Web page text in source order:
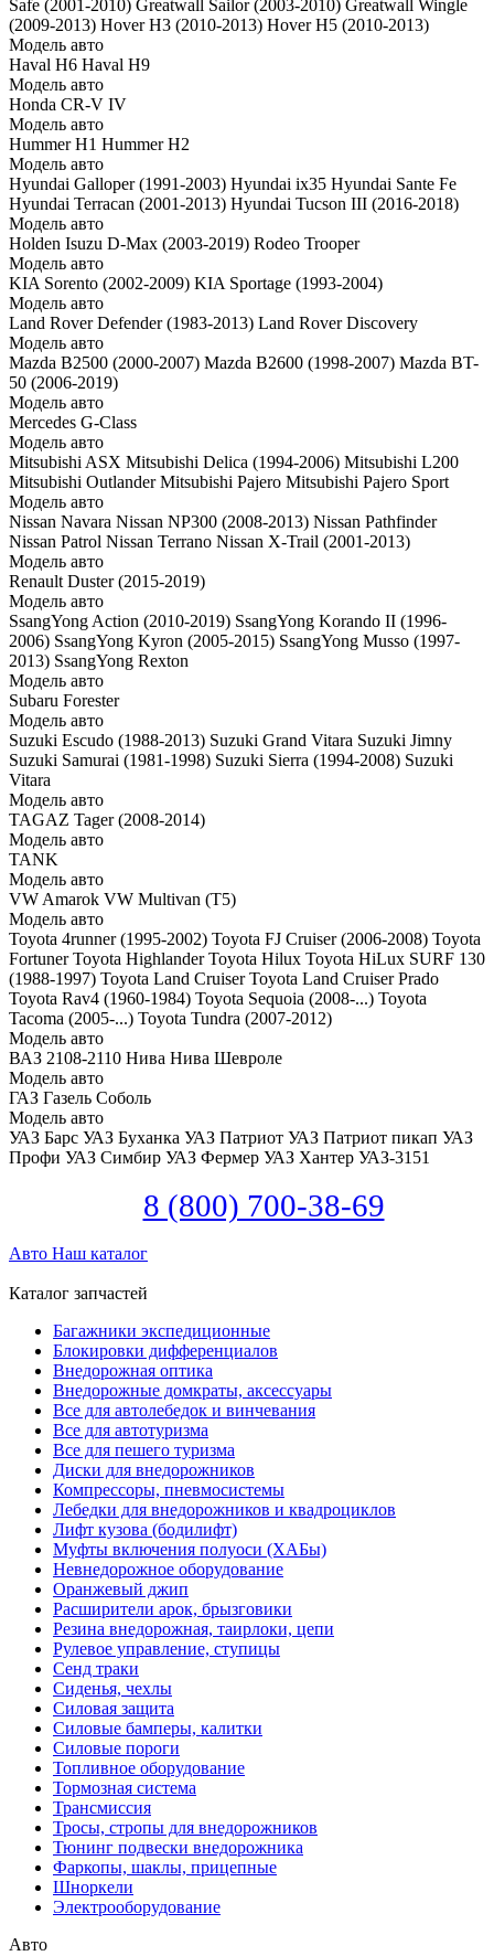
Safe (2001-2010) Greatwall Sailor (2003-2010) Greatwall Wingle
(2009-2013) Hover H3 (2010-2013) Hover H5 (2010-2013)
Модель авто
Haval H6 Haval H9
Модель авто
Honda CR-V IV
Модель авто
Hummer H1 Hummer H2
Модель авто
Hyundai Galloper (1991-2003) Hyundai ix35 Hyundai Sante Fe
Hyundai Terracan (2001-2013) Hyundai Tucson III (2016-2018)
Модель авто
Holden Isuzu D-Max (2003-2019) Rodeo Trooper
Модель авто
KIA Sorento (2002-2009) KIA Sportage (1993-2004)
Модель авто
Land Rover Defender (1983-2013) Land Rover Discovery
Модель авто
Mazda B2500 (2000-2007) Mazda B2600 (1998-2007) Mazda BT-
50 (2006-2019)
Модель авто
Mercedes G-Class
Модель авто
Mitsubishi ASX Mitsubishi Delica (1994-2006) Mitsubishi L200
Mitsubishi Outlander Mitsubishi Pajero Mitsubishi Pajero Sport
Модель авто
Nissan Navara Nissan NP300 (2008-2013) Nissan Pathfinder
Nissan Patrol Nissan Terrano Nissan X-Trail (2001-2013)
Модель авто
Renault Duster (2015-2019)
Модель авто
SsangYong Action (2010-2019) SsangYong Korando II (1996-
2006) SsangYong Kyron (2005-2015) SsangYong Musso (1997-
2013) SsangYong Rexton
Модель авто
Subaru Forester
Модель авто
Suzuki Escudo (1988-2013) Suzuki Grand Vitara Suzuki Jimny
Suzuki Samurai (1981-1998) Suzuki Sierra (1994-2008) Suzuki
Vitara
Модель авто
TAGAZ Tager (2008-2014)
Модель авто
TANK
Модель авто
VW Amarok VW Multivan (T5)
Модель авто
Toyota 4runner (1995-2002) Toyota FJ Cruiser (2006-2008) Toyota
Fortuner Toyota Highlander Toyota Hilux Toyota HiLux SURF 130
(1988-1997) Toyota Land Cruiser Toyota Land Cruiser Prado
Toyota Rav4 (1960-1984) Toyota Sequoia (2008-...) Toyota
Tacoma (2005-...) Toyota Tundra (2007-2012)
Модель авто
ВАЗ 2108-2110 Нива Нива Шевроле
Модель авто
ГАЗ Газель Соболь
Модель авто
УАЗ Барс УАЗ Буханка УАЗ Патриот УАЗ Патриот пикап УАЗ
Профи УАЗ Симбир УАЗ Фермер УАЗ Хантер УАЗ-3151
8 (800) 700-38-69
Авто Наш каталог
Каталог запчастей
Багажники экспедиционные
Блокировки дифференциалов
Внедорожная оптика
Внедорожные домкраты, аксессуары
Все для автолебедок и винчевания
Все для автотуризма
Все для пешего туризма
Диски для внедорожников
Компрессоры, пневмосистемы
Лебедки для внедорожников и квадроциклов
Лифт кузова (бодилифт)
Муфты включения полуоси (ХАБы)
Невнедорожное оборудование
Оранжевый джип
Расширители арок, брызговики
Резина внедорожная, таирлоки, цепи
Рулевое управление, ступицы
Сенд траки
Сиденья, чехлы
Силовая защита
Силовые бамперы, калитки
Силовые пороги
Топливное оборудование
Тормозная система
Трансмиссия
Тросы, стропы для внедорожников
Тюнинг подвески внедорожника
Фаркопы, шаклы, прицепные
Шноркели
Электрооборудование
Авто